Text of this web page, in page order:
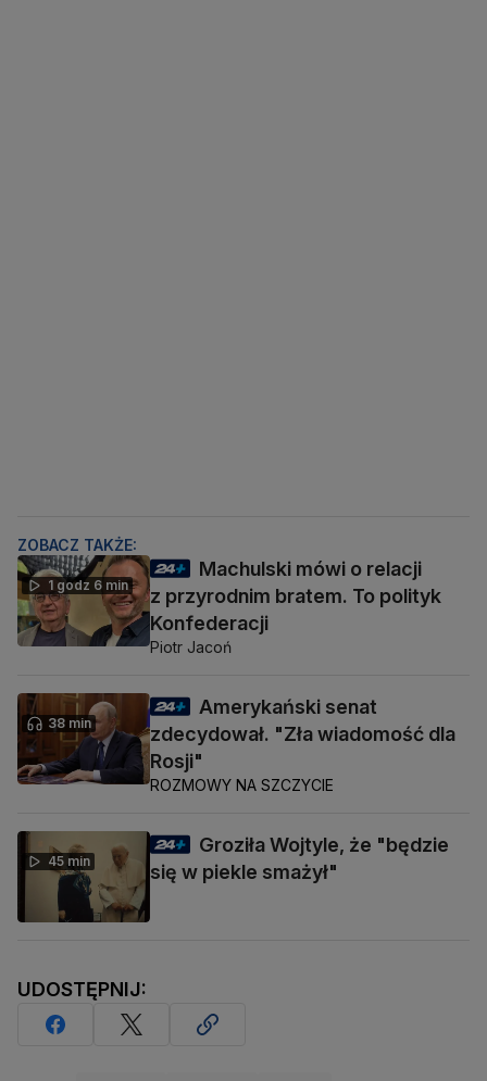
ZOBACZ TAKŻE:
1 godz 6 min
Machulski mówi o relacji
z przyrodnim bratem. To polityk
Konfederacji
Piotr Jacoń
38 min
Amerykański senat
zdecydował. "Zła wiadomość dla
Rosji"
ROZMOWY NA SZCZYCIE
45 min
Groziła Wojtyle, że "będzie
się w piekle smażył"
UDOSTĘPNIJ: